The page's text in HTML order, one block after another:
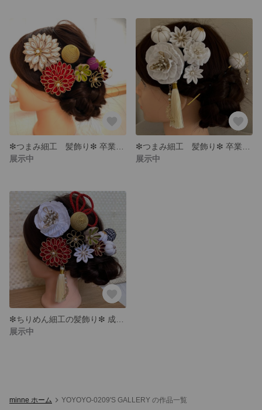
展示中
展示中
展示中
minne ホーム YOYOYO-0209'S GALLERY の作品一覧